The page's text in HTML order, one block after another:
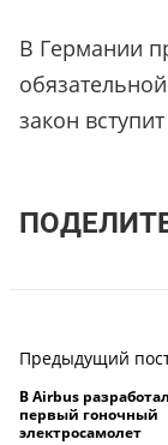
В Германии
закон
Предыдущий
В Airbus
первый гоночный
электросамолет